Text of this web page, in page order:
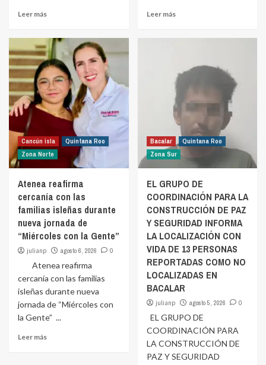
Leer más Leer más
Cancún isla
Quintana Roo
Zona Norte
Atenea reafirma
cercanía con las
familias isleñas durante
nueva jornada de
“Miércoles con la Gente”
julianp agosto 6, 2026 0
Atenea reafirma
cercanía con las familias
isleñas durante nueva
jornada de “Miércoles con
la Gente” ...
Leer más
Bacalar
Quintana Roo
Zona Sur
EL GRUPO DE
COORDINACIÓN PARA LA
CONSTRUCCIÓN DE PAZ
Y SEGURIDAD INFORMA
LA LOCALIZACIÓN CON
VIDA DE 13 PERSONAS
REPORTADAS COMO NO
LOCALIZADAS EN
BACALAR
julianp agosto 5, 2026 0
EL GRUPO DE
COORDINACIÓN PARA
LA CONSTRUCCIÓN DE
PAZ Y SEGURIDAD